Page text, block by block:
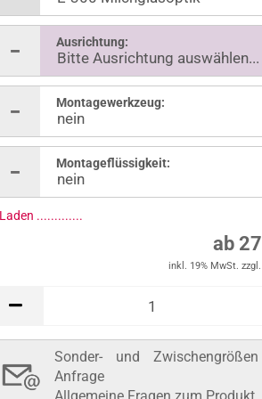
Ausrichtung:
Montagewerkzeug:
Montageflüssigkeit:
inkl. 19% MwSt. zzgl.
In den Warenkorb